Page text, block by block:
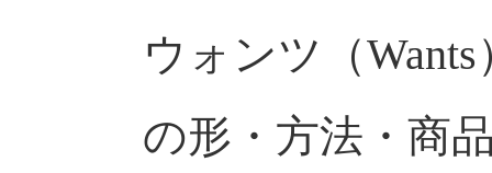
ウォンツ（
の形・方法・商